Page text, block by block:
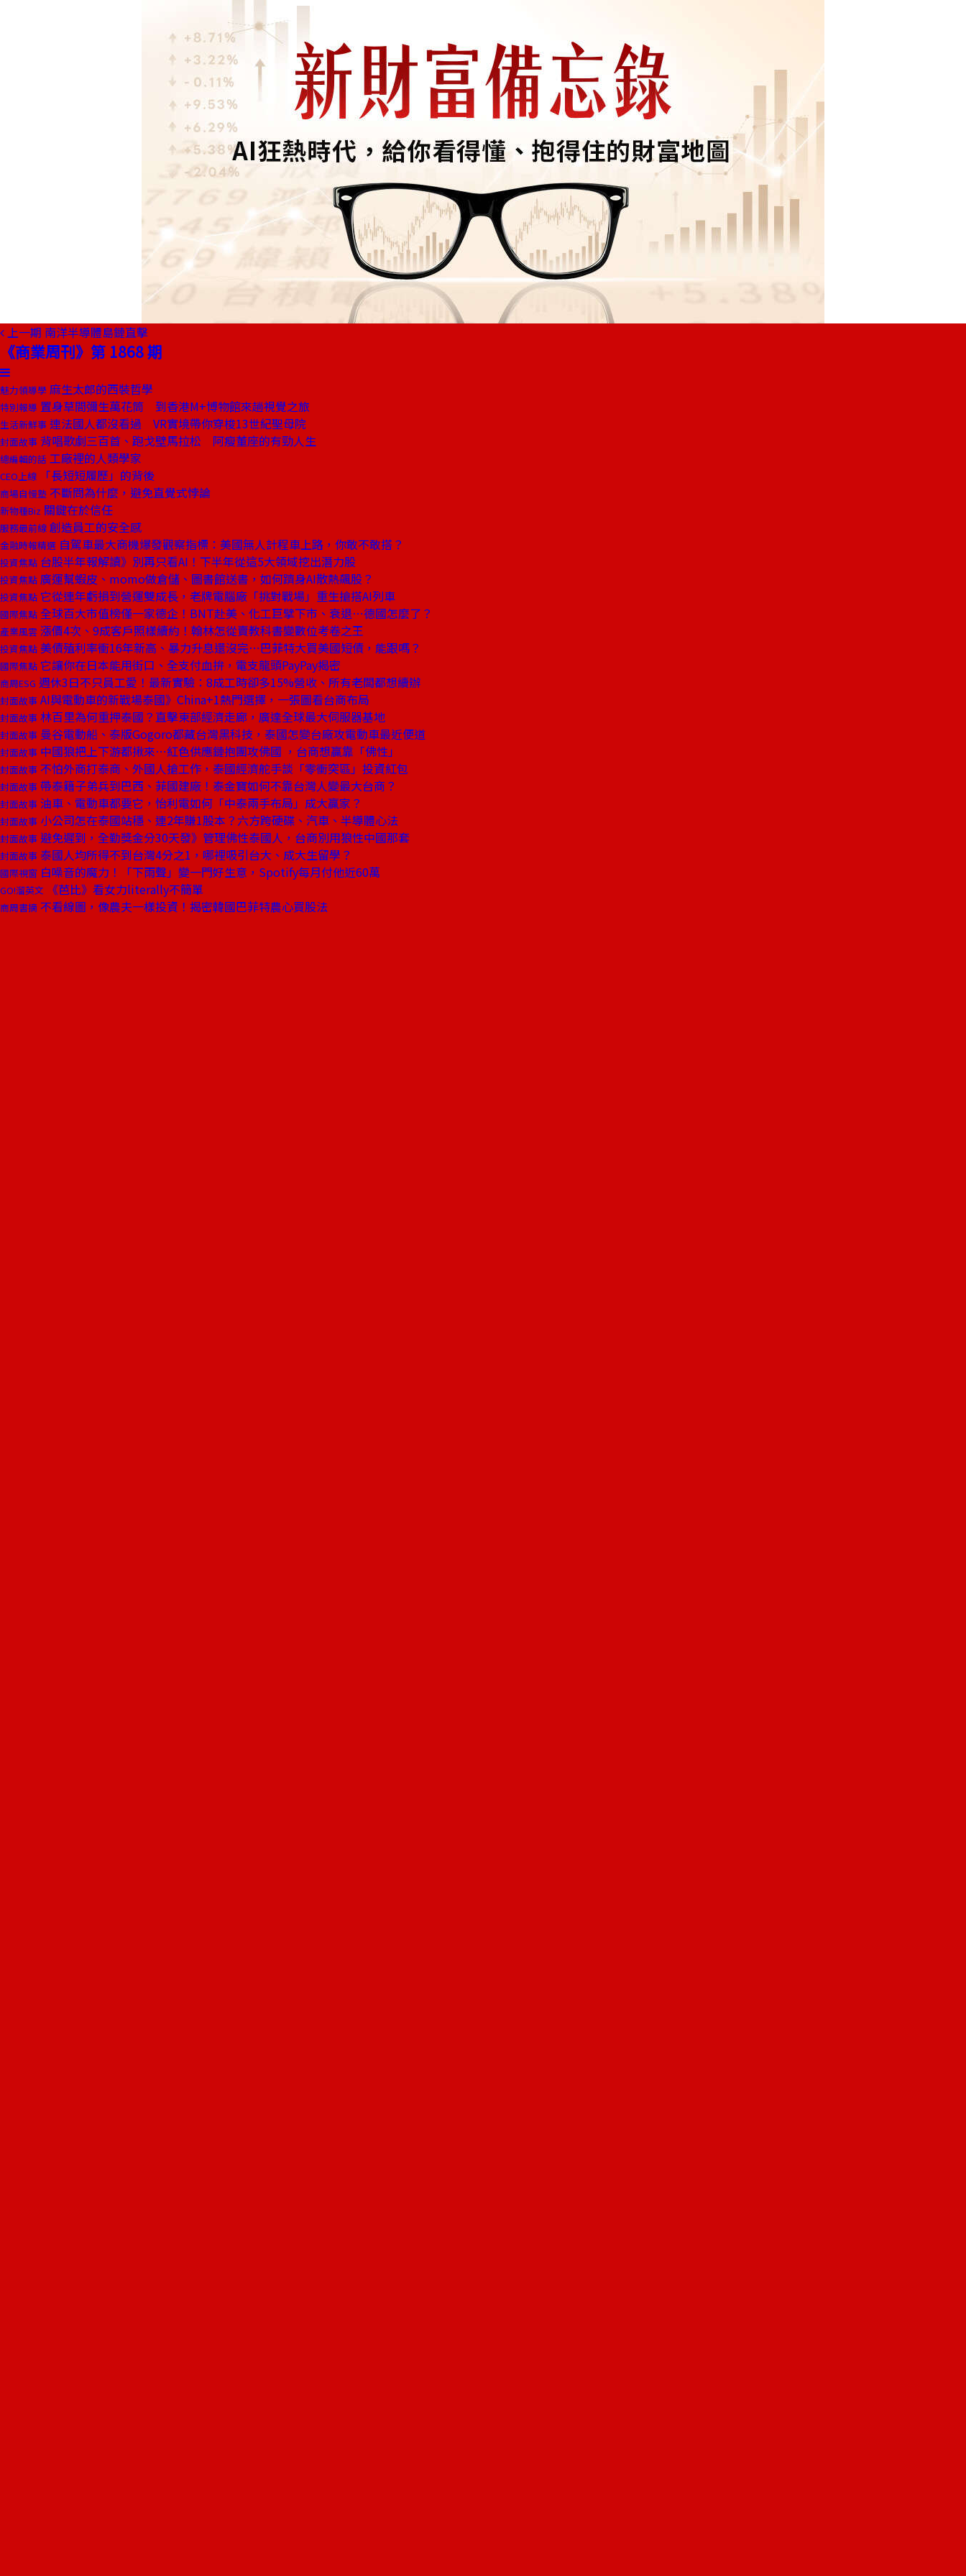
上一期 南洋半導體島鏈直擊
《商業周刊》第 1868 期
魅力領導學 麻生太郎的西裝哲學
特別報導 置身草間彌生萬花筒 到香港M+博物館來趟視覺之旅
生活新鮮事 連法國人都沒看過 VR實境帶你穿梭13世紀聖母院
封面故事 背唱歌劇三百首、跑戈壁馬拉松 阿瘦董座的有勁人生
總編輯的話 工廠裡的人類學家
CEO上線 「長短短履歷」的背後
商場自慢塾 不斷問為什麼，避免直覺式悖論
新物種Biz 關鍵在於信任
服務最前線 創造員工的安全感
金融時報精選 自駕車最大商機爆發觀察指標：美國無人計程車上路，你敢不敢搭？
投資焦點 台股半年報解讀》別再只看AI！下半年從這5大領域挖出潛力股
投資焦點 廣運幫蝦皮、momo做倉儲、圖書館送書，如何躋身AI散熱飆股？
投資焦點 它從連年虧損到營運雙成長，老牌電腦廠「挑對戰場」重生搶搭AI列車
國際焦點 全球百大市值榜僅一家德企！BNT赴美、化工巨擘下市、衰退⋯德國怎麼了？
產業風雲 漲價4次、9成客戶照樣續約！翰林怎從賣教科書變數位考卷之王
投資焦點 美債殖利率衝16年新高、暴力升息還沒完⋯巴菲特大買美國短債，能跟嗎？
國際焦點 它讓你在日本能用街口、全支付血拚，電支龍頭PayPay揭密
商周ESG 週休3日不只員工愛！最新實驗：8成工時卻多15%營收、所有老闆都想續辦
封面故事 AI與電動車的新戰場泰國》China+1熱門選擇，一張圖看台商布局
封面故事 林百里為何重押泰國？直擊東部經濟走廊，廣達全球最大伺服器基地
封面故事 曼谷電動船、泰版Gogoro都藏台灣黑科技，泰國怎變台廠攻電動車最近便道
封面故事 中國狼把上下游都揪來⋯紅色供應鏈抱團攻佛國 ，台商想贏靠「佛性」
封面故事 不怕外商打泰商、外國人搶工作，泰國經濟舵手談「零衝突區」投資紅包
封面故事 帶泰籍子弟兵到巴西、菲國建廠！泰金寶如何不靠台灣人變最大台商？
封面故事 油車、電動車都要它，怡利電如何「中泰兩手布局」成大贏家？
封面故事 小公司怎在泰國站穩、連2年賺1股本？六方跨硬碟、汽車、半導體心法
封面故事 避免遲到，全勤獎金分30天發》管理佛性泰國人，台商別用狼性中國那套
封面故事 泰國人均所得不到台灣4分之1，哪裡吸引台大、成大生留學？
國際視窗 白噪音的魔力！「下雨聲」變一門好生意，Spotify每月付他近60萬
GO!溜英文 《芭比》看女力literally不簡單
商周書摘 不看線圖，像農夫一樣投資！揭密韓國巴菲特農心買股法